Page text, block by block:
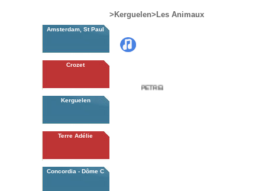
>Kerguelen>Les Animaux
PETREL BLEU
Amsterdam, St Paul
Crozet
Kerguelen
Terre Adélie
Concordia - Dôme C